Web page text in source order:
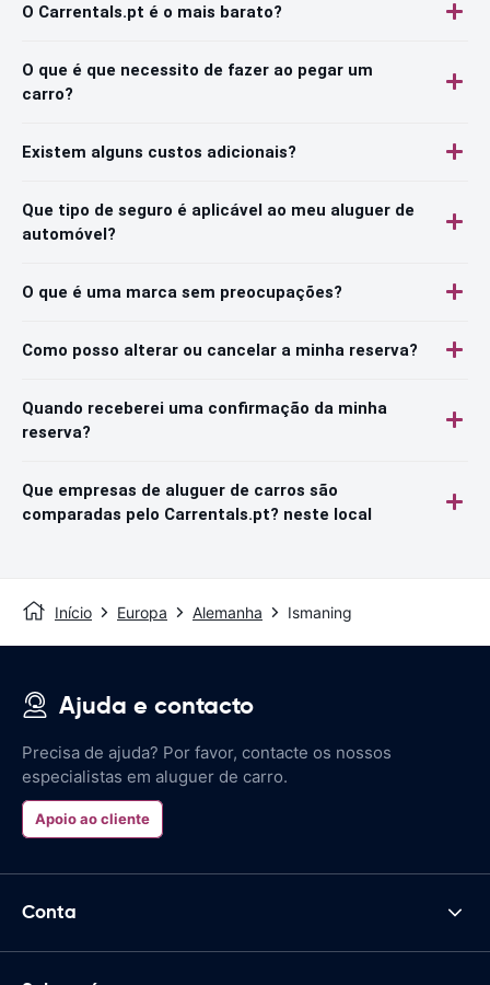
O Carrentals.pt é o mais barato?
O que é que necessito de fazer ao pegar um
carro?
Existem alguns custos adicionais?
Que tipo de seguro é aplicável ao meu aluguer de
automóvel?
O que é uma marca sem preocupações?
Como posso alterar ou cancelar a minha reserva?
Quando receberei uma confirmação da minha
reserva?
Que empresas de aluguer de carros são
comparadas pelo Carrentals.pt? neste local
Início Europa Alemanha Ismaning
Ajuda e contacto
Precisa de ajuda? Por favor, contacte os nossos
especialistas em aluguer de carro.
Apoio ao cliente
Conta